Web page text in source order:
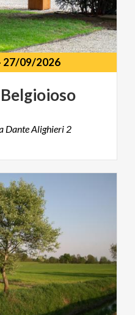
27/09/2026
Belgioioso
Dante Alighieri 2